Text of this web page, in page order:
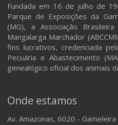
Fundada em 16 de julho de
Parque de Exposições da
(MG), a Associação
Mangalarga Marchador
fins lucrativos, credenciada
Pecuária e Abastecimento
genealógico oficial dos animais
Onde estamos
Av. Amazonas, 6020 - Gameleira